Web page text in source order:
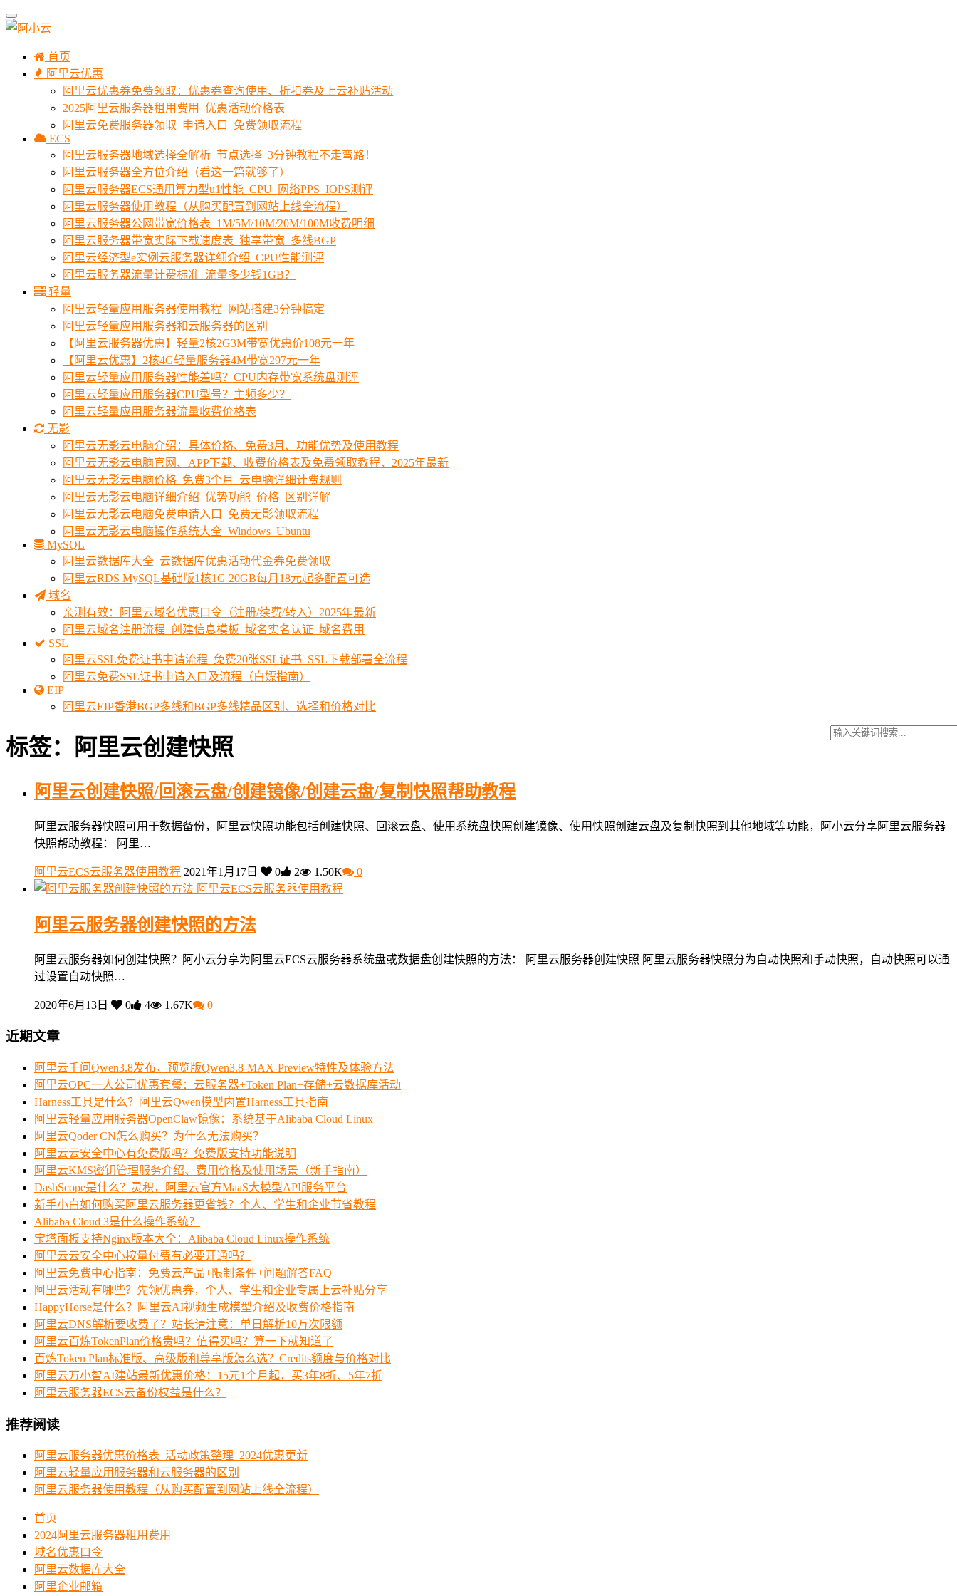
首页
阿里云优惠
阿里云优惠券免费领取：优惠券查询使用、折扣券及上云补贴活动
2025阿里云服务器租用费用_优惠活动价格表
阿里云免费服务器领取_申请入口_免费领取流程
ECS
阿里云服务器地域选择全解析_节点选择_3分钟教程不走弯路！
阿里云服务器全方位介绍（看这一篇就够了）
阿里云服务器ECS通用算力型u1性能_CPU_网络PPS_IOPS测评
阿里云服务器使用教程（从购买配置到网站上线全流程）
阿里云服务器公网带宽价格表_1M/5M/10M/20M/100M收费明细
阿里云服务器带宽实际下载速度表_独享带宽_多线BGP
阿里云经济型e实例云服务器详细介绍_CPU性能测评
阿里云服务器流量计费标准_流量多少钱1GB？
轻量
阿里云轻量应用服务器使用教程_网站搭建3分钟搞定
阿里云轻量应用服务器和云服务器的区别
【阿里云服务器优惠】轻量2核2G3M带宽优惠价108元一年
【阿里云优惠】2核4G轻量服务器4M带宽297元一年
阿里云轻量应用服务器性能差吗？CPU内存带宽系统盘测评
阿里云轻量应用服务器CPU型号？主频多少？
阿里云轻量应用服务器流量收费价格表
无影
阿里云无影云电脑介绍：具体价格、免费3月、功能优势及使用教程
阿里云无影云电脑官网、APP下载、收费价格表及免费领取教程，2025年最新
阿里云无影云电脑价格_免费3个月_云电脑详细计费规则
阿里云无影云电脑详细介绍_优势功能_价格_区别详解
阿里云无影云电脑免费申请入口_免费无影领取流程
阿里云无影云电脑操作系统大全_Windows_Ubuntu
MySQL
阿里云数据库大全_云数据库优惠活动代金券免费领取
阿里云RDS MySQL基础版1核1G 20GB每月18元起多配置可选
域名
亲测有效：阿里云域名优惠口令（注册/续费/转入）2025年最新
阿里云域名注册流程_创建信息模板_域名实名认证_域名费用
SSL
阿里云SSL免费证书申请流程_免费20张SSL证书_SSL下载部署全流程
阿里云免费SSL证书申请入口及流程（白嫖指南）
EIP
阿里云EIP香港BGP多线和BGP多线精品区别、选择和价格对比
标签：阿里云创建快照
阿里云创建快照/回滚云盘/创建镜像/创建云盘/复制快照帮助教程
阿里云服务器快照可用于数据备份，阿里云快照功能包括创建快照、回滚云盘、使用系统盘快照创建镜像、使用快照创建云盘及复制快照到其他地域等功能，阿小云分享阿里云服务器
快照帮助教程： 阿里…
阿里云ECS云服务器使用教程 2021年1月17日 0 2 1.50K
0
阿里云ECS云服务器使用教程
阿里云服务器创建快照的方法
阿里云服务器如何创建快照？阿小云分享为阿里云ECS云服务器系统盘或数据盘创建快照的方法： 阿里云服务器创建快照 阿里云服务器快照分为自动快照和手动快照，自动快照可以通
过设置自动快照…
2020年6月13日 0 4 1.67K 0
近期文章
阿里云千问Qwen3.8发布，预览版Qwen3.8-MAX-Preview特性及体验方法
阿里云OPC一人公司优惠套餐：云服务器+Token Plan+存储+云数据库活动
Harness工具是什么？阿里云Qwen模型内置Harness工具指南
阿里云轻量应用服务器OpenClaw镜像：系统基于Alibaba Cloud Linux
阿里云Qoder CN怎么购买？为什么无法购买？
阿里云云安全中心有免费版吗？免费版支持功能说明
阿里云KMS密钥管理服务介绍、费用价格及使用场景（新手指南）
DashScope是什么？灵积，阿里云官方MaaS大模型API服务平台
新手小白如何购买阿里云服务器更省钱？个人、学生和企业节省教程
Alibaba Cloud 3是什么操作系统？
宝塔面板支持Nginx版本大全：Alibaba Cloud Linux操作系统
阿里云云安全中心按量付费有必要开通吗？
阿里云免费中心指南：免费云产品+限制条件+问题解答FAQ
阿里云活动有哪些？先领优惠券，个人、学生和企业专属上云补贴分享
HappyHorse是什么？阿里云AI视频生成模型介绍及收费价格指南
阿里云DNS解析要收费了？站长请注意：单日解析10万次限额
阿里云百炼TokenPlan价格贵吗？值得买吗？算一下就知道了
百炼Token Plan标准版、高级版和尊享版怎么选？Credits额度与价格对比
阿里云万小智AI建站最新优惠价格：15元1个月起，买3年8折、5年7折
阿里云服务器ECS云备份权益是什么？
推荐阅读
阿里云服务器优惠价格表_活动政策整理_2024优惠更新
阿里云轻量应用服务器和云服务器的区别
阿里云服务器使用教程（从购买配置到网站上线全流程）
首页
2024阿里云服务器租用费用
域名优惠口令
阿里云数据库大全
阿里企业邮箱